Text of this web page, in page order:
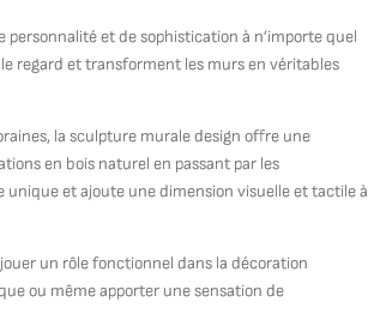
et de sophistication à n’importe quel
regard et transforment les murs en véritables
la sculpture murale design offre une
en bois naturel en passant par les
et ajoute une dimension visuelle et tactile à
un rôle fonctionnel dans la décoration
ou même apporter une sensation de